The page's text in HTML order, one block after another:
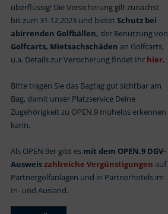
überflüssig! Die Versicherung gilt zunächst
bis zum 31.12.2023 und bietet Schutz bei
abirrenden Golfbällen, der Benutzung von
Golfcarts, Mietsachschäden an Golfcarts,
u.a. Details zur Versicherung findet Ihr hier.
Bitte tragen Sie das Bagtag gut sichtbar am
Bag, damit unser Platzservice Deine
Zugehörigkeit zu OPEN.9 mühelos erkennen
kann.
Als OPEN.9er gibt es mit dem OPEN.9 DGV-
Ausweiszahlreiche Vergünstigungen auf
Partnergolfanlagen und in Partnerhotels im
In- und Ausland.